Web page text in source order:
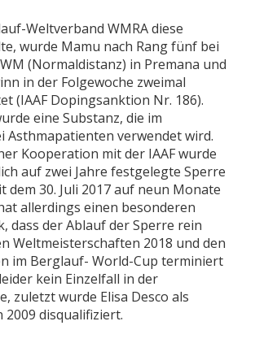
Weltverband WMRA diese
wurde Mamu nach Rang fünf bei
(Normaldistanz) in Premana und
in der Folgewoche zweimal
(IAAF Dopingsanktion Nr. 186).
eine Substanz, die im
Asthmapatienten verwendet wird.
Kooperation mit der IAAF wurde
auf zwei Jahre festgelegte Sperre
dem 30. Juli 2017 auf neun Monate
allerdings einen besonderen
dass der Ablauf der Sperre rein
Weltmeisterschaften 2018 und den
im Berglauf- World-Cup terminiert
kein Einzelfall in der
zuletzt wurde Elisa Desco als
disqualifiziert.